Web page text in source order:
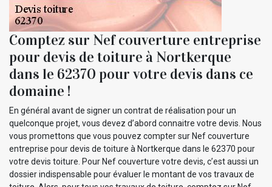
Comptez sur Nef couverture entreprise
pour devis de toiture à Nortkerque
dans le 62370 pour votre devis dans ce
domaine !
En général avant de signer un contrat de réalisation pour un
quelconque projet, vous devez d’abord connaitre votre devis. Nous
vous promettons que vous pouvez compter sur Nef couverture
entreprise pour devis de toiture à Nortkerque dans le 62370 pour
votre devis toiture. Pour Nef couverture votre devis, c’est aussi un
dossier indispensable pour évaluer le montant de vos travaux de